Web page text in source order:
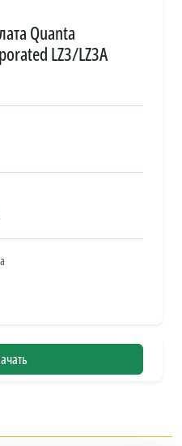
Quanta
LZ3/LZ3A